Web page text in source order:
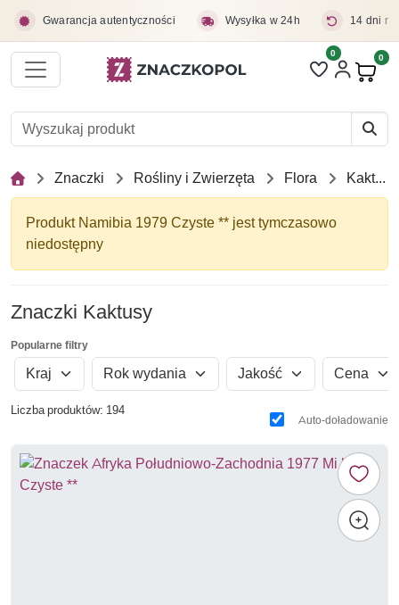
Gwarancja autentyczności Wysyłka w 24h 14 dni
Liczba pozycji
0 0
Znaczki Rośliny i Zwierzęta Flora Kaktusy
Produkt Namibia 1979 Czyste ** jest tymczasowo
niedostępny
Znaczki Kaktusy
Popularne filtry
Kraj Rok wydania Jakość Cena
Liczba produktów: 194
Auto-doładowanie